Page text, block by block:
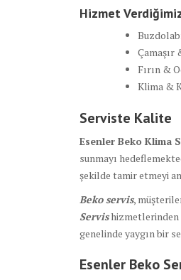
Hizmet
Çamaşır
Fırın &
Klima &
Serviste Kalite
Esenler Beko Klima
sunmayı
şekilde tamir etmeyi
Beko servis,
Servishizmetlerinden
genelinde yaygın bir
Esenler Beko